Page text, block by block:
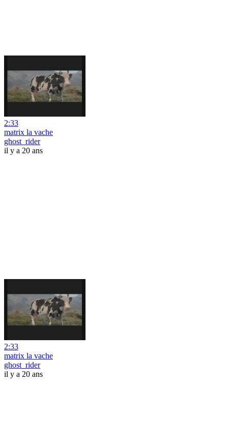
2:33
matrix la vache
ghost_rider
il y a 20 ans
2:33
matrix la vache
ghost_rider
il y a 20 ans